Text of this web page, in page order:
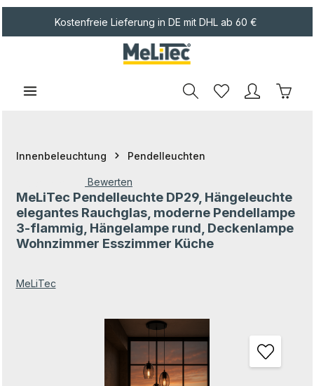
Kostenfreie Lieferung in DE mit DHL ab 60 €
Innenbeleuchtung Pendelleuchten
Durchschnittliche Bewertung von 0 von 5 Sternen
Bewerten
MeLiTec Pendelleuchte DP29, Hängeleuchte
elegantes Rauchglas, moderne Pendellampe
3-flammig, Hängelampe rund, Deckenlampe
Wohnzimmer Esszimmer Küche
MeLiTec